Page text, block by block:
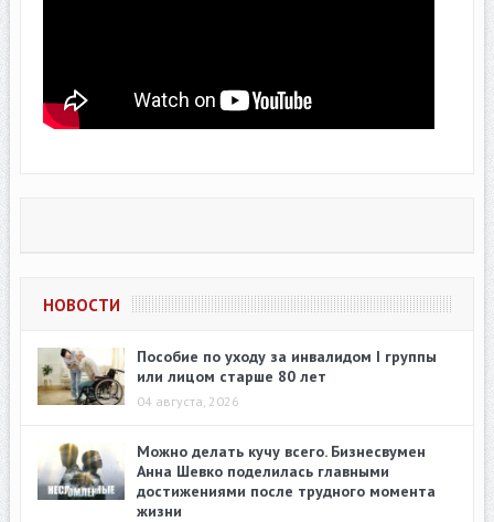
НОВОСТИ
Пособие по уходу за инвалидом I группы
или лицом старше 80 лет
04 августа, 2026
Можно делать кучу всего. Бизнесвумен
Анна Шевко поделилась главными
достижениями после трудного момента
жизни